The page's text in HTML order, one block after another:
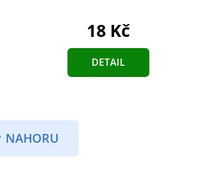
18 Kč
DETAIL
NAHORU